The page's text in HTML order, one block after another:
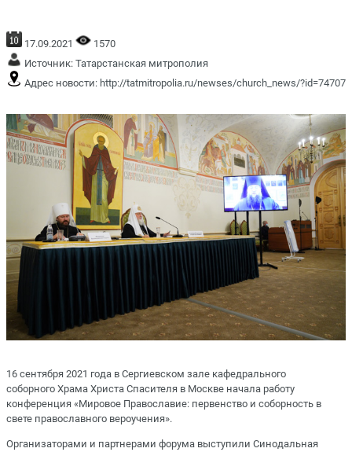
17.09.2021
1570
Источник: Татарстанская митрополия
Адрес новости: http://tatmitropolia.ru/newses/church_news/?id=74707
16 сентября 2021 года в Сергиевском зале кафедрального
соборного Храма Христа Спасителя в Москве начала работу
конференция «Мировое Православие: первенство и соборность в
свете православного вероучения».
Организаторами и партнерами форума выступили Синодальная